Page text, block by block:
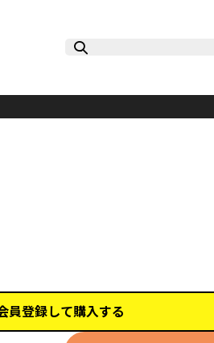
員登録して購入する